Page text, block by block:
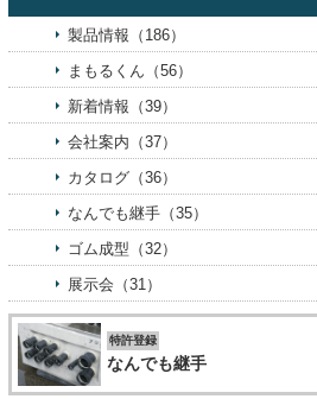
製品情報（186）
まもるくん（56）
新着情報（39）
会社案内（37）
カタログ（36）
なんでも継手（35）
ゴム成型（32）
展示会（31）
特許登録
なんでも継手